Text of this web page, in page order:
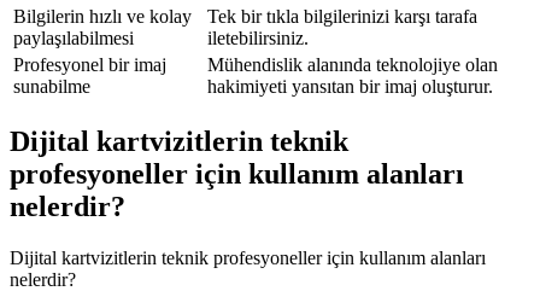
Bilgilerin hızlı ve kolay
paylaşılabilmesi
Tek bir tıkla bilgilerinizi karşı tarafa
iletebilirsiniz.
Profesyonel bir imaj
sunabilme
Mühendislik alanında teknolojiye olan
hakimiyeti yansıtan bir imaj oluşturur.
Dijital kartvizitlerin teknik
profesyoneller için kullanım alanları
nelerdir?
Dijital kartvizitlerin teknik profesyoneller için kullanım alanları
nelerdir?